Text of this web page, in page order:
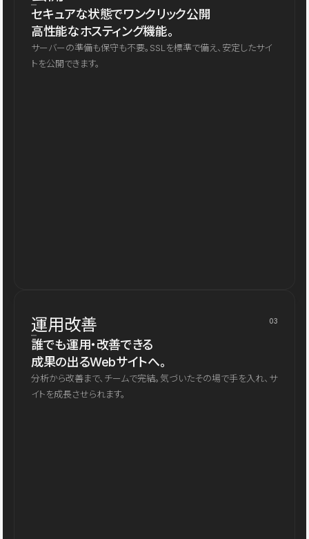
セキュアな状態でワンクリック公開
高性能なホスティング機能。
サーバーの準備も保守も不要。SSLを標準で備え、安定したサイ
トを公開できます。
運用改善 03
誰でも運用・改善できる
成果の出るWebサイトへ。
分析から改善まで、チームで完結。気づいたその場で手を入れ、サ
イトを成長させられます。